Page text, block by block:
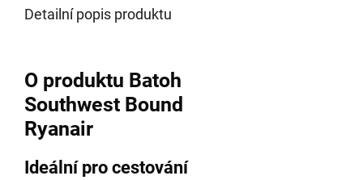
Detailní popis produktu
O produktu Batoh
Southwest Bound
Ryanair
Ideální pro cestování